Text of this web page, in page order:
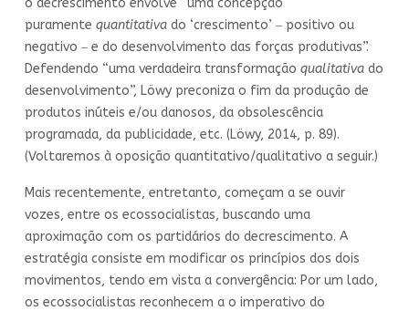
o decrescimento envolve “uma concepção
puramente quantitativa do ‘crescimento’ ‒ positivo ou
negativo ‒ e do desenvolvimento das forças produtivas”.
Defendendo “uma verdadeira transformação qualitativa do
desenvolvimento”, Löwy preconiza o fim da produção de
produtos inúteis e/ou danosos, da obsolescência
programada, da publicidade, etc. (Löwy, 2014, p. 89).
(Voltaremos à oposição quantitativo/qualitativo a seguir.)
Mais recentemente, entretanto, começam a se ouvir
vozes, entre os ecossocialistas, buscando uma
aproximação com os partidários do decrescimento. A
estratégia consiste em modificar os princípios dos dois
movimentos, tendo em vista a convergência: Por um lado,
os ecossocialistas reconhecem a o imperativo do